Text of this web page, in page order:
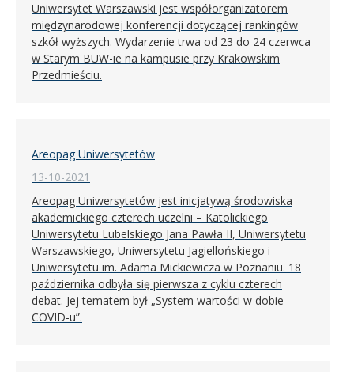
Uniwersytet Warszawski jest współorganizatorem
międzynarodowej konferencji dotyczącej rankingów
szkół wyższych. Wydarzenie trwa od 23 do 24 czerwca
w Starym BUW-ie na kampusie przy Krakowskim
Przedmieściu.
Areopag Uniwersytetów
13-10-2021
Areopag Uniwersytetów jest inicjatywą środowiska
akademickiego czterech uczelni – Katolickiego
Uniwersytetu Lubelskiego Jana Pawła II, Uniwersytetu
Warszawskiego, Uniwersytetu Jagiellońskiego i
Uniwersytetu im. Adama Mickiewicza w Poznaniu. 18
października odbyła się pierwsza z cyklu czterech
debat. Jej tematem był „System wartości w dobie
COVID-u”.